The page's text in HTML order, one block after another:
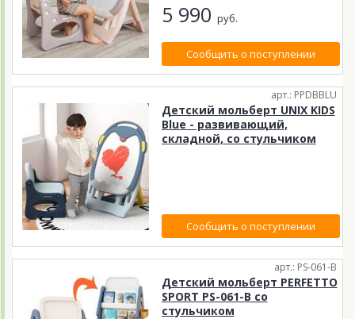
5 990 руб.
Сообщить о поступлении
арт.: PPDBBLU
Детский мольберт UNIX KIDS
Blue - развивающий,
складной, со стульчиком
Сообщить о поступлении
арт.: PS-061-B
Детский мольберт PERFETTO
SPORT PS-061-B со
стульчиком